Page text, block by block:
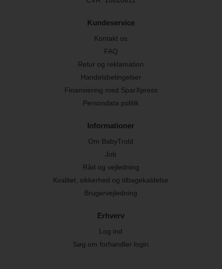
Kundeservice
Kontakt os
FAQ
Retur og reklamation
Handelsbetingelser
Finansiering med SparXpress
Persondata politik
Informationer
Om BabyTrold
Job
Råd og vejledning
Kvalitet, sikkerhed og tilbagekaldelse
Brugervejledning
Erhverv
Log ind
Søg om forhandler login